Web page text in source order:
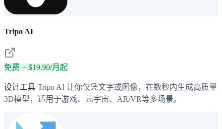
Tripo AI
免费 + $19.90/月起
设计工具 Tripo AI 让你仅凭文字或图像，在数秒内生成高质量
3D模型，适用于游戏、元宇宙、AR/VR等多场景。